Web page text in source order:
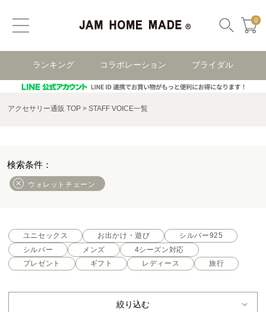
0
ランキング コラボレーション ブライダル
アクセサリー通販 TOP STAFF VOICE一覧
ウォレットチェーン
ユニセックス お出かけ・遊び
シルバー925
シルバー
メンズ
4シーズン対応
プレゼント
ギフト レディース 旅行
絞り込む